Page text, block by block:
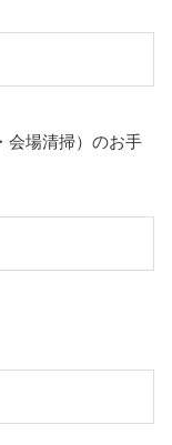
会場清掃）のお手